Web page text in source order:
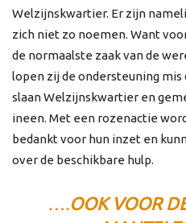
Welzijnskwartier. Er zijn
zich niet zo noemen. Want
de normaalste zaak van de
lopen zij de ondersteuning
slaan Welzijnskwartier en
ineen. Met een rozenactie
bedankt voor hun inzet en
over de beschikbare hulp.
….OOK VOOR